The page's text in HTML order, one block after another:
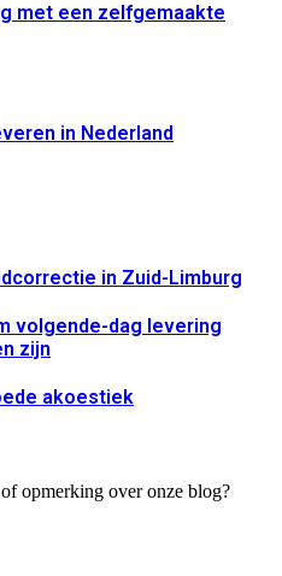
met een zelfgemaakte
in Nederland
in Zuid-Limburg
volgende-dag levering
zijn
akoestiek
opmerking over onze blog?